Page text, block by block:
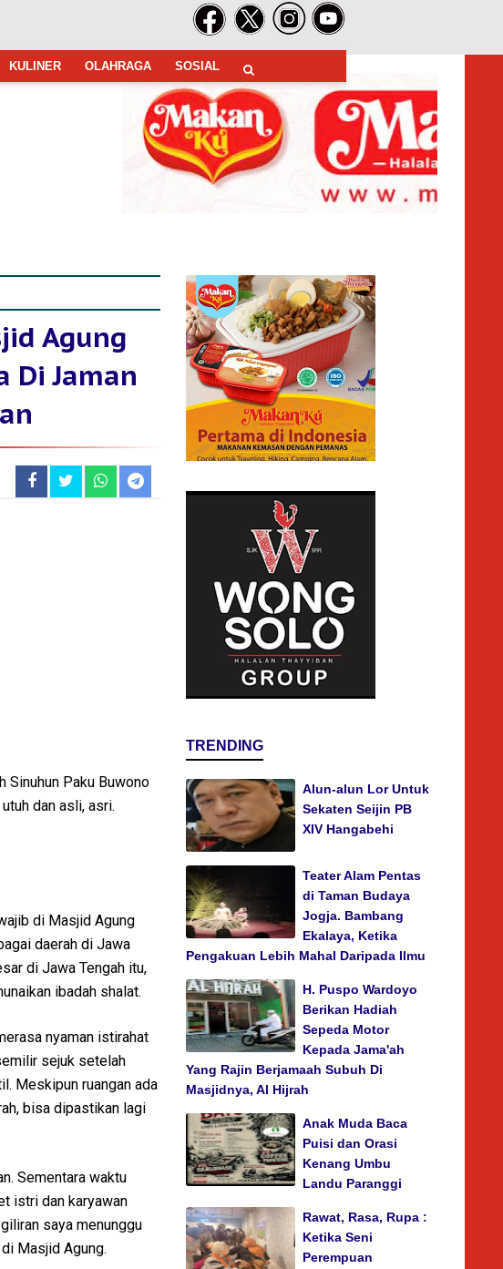
KULINER OLAHRAGA SOSIAL
Agung
Di Jaman
Sinuhun Paku Buwono
dan asli, asri.
di Masjid Agung
daerah di Jawa
di Jawa Tengah itu,
ibadah shalat.
nyaman istirahat
sejuk setelah
Meskipun ruangan ada
bisa dipastikan lagi
Sementara waktu
istri dan karyawan
saya menunggu
Masjid Agung.
TRENDING
Alun-alun Lor Untuk
Sekaten Seijin PB
XIV Hangabehi
Teater Alam Pentas
di Taman Budaya
Jogja. Bambang
Ekalaya, Ketika
Pengakuan Lebih Mahal Daripada Ilmu
H. Puspo Wardoyo
Berikan Hadiah
Sepeda Motor
Kepada Jama'ah
Yang Rajin Berjamaah Subuh Di
Masjidnya, Al Hijrah
Anak Muda Baca
Puisi dan Orasi
Kenang Umbu
Landu Paranggi
Rawat, Rasa, Rupa :
Ketika Seni
Perempuan